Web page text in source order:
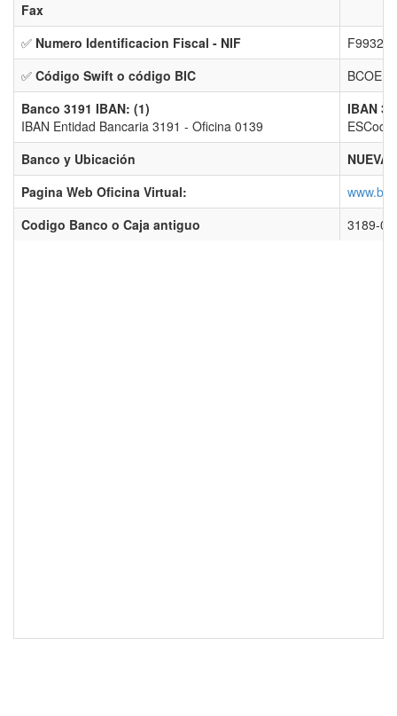
Fax
✅ Numero Identificacion Fiscal - NIF
✅ Código Swift o código BIC
Banco 3191 IBAN: (1)
IBAN Entidad Bancaria 3191 - Oficina 0139
IBAN
Banco y Ubicación
Pagina Web Oficina Virtual:
Codigo Banco o Caja antiguo
3189-